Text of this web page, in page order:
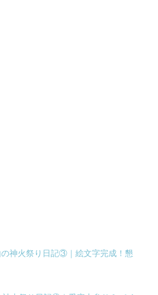
神火祭り日記③｜絵文字完成！懇